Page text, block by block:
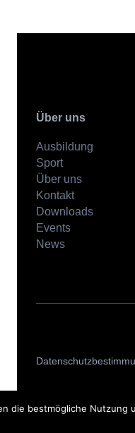
Über uns
Ausbildung
Sport
Über uns
Kontakt
Downloads
Events
News
die bestmögliche